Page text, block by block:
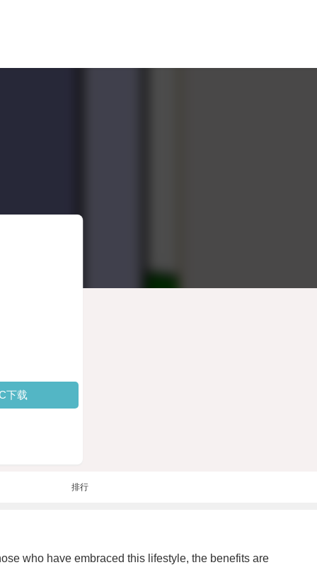
下载
排行
who have embraced this lifestyle, the benefits are